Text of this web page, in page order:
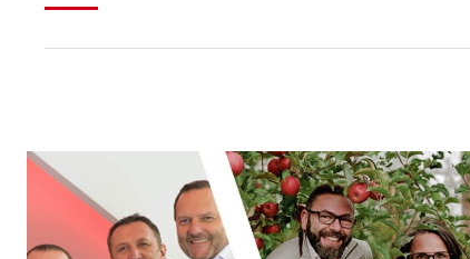
Culture
Dossier Eglises
Génération réveil
Monde